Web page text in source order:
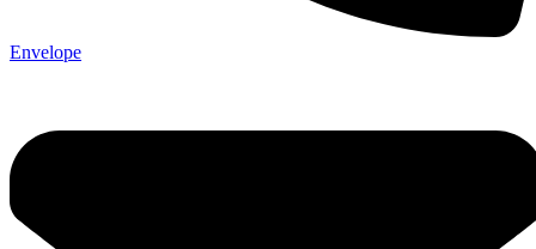
Envelope